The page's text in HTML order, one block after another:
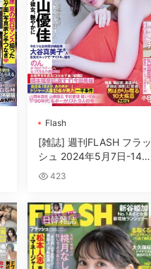
Flash
[雑誌] 週刊FLASH フラッ
シュ 2024年5月7日-14日
号423
日韓雜誌